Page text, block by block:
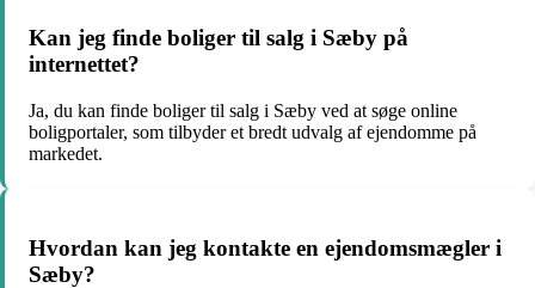
Kan jeg finde boliger til salg i Sæby på
internettet?
Ja, du kan finde boliger til salg i Sæby ved at søge online
boligportaler, som tilbyder et bredt udvalg af ejendomme på
markedet.
Hvordan kan jeg kontakte en ejendomsmægler i
Sæby?